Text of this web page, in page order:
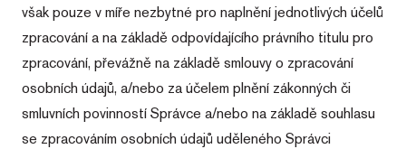
však pouze v míře nezbytné pro naplnění jednotlivých účelů
zpracování a na základě odpovídajícího právního titulu pro
zpracování, převážně na základě smlouvy o zpracování
osobních údajů, a/nebo za účelem plnění zákonných či
smluvních povinností Správce a/nebo na základě souhlasu
se zpracováním osobních údajů uděleného Správci